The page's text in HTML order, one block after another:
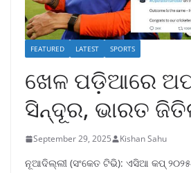
FEATURED LATEST SPORTS
ଖେଳ ପଡ଼ିଆରେ
ସିନ୍ଦୂର, ଭାରତ
September 29, 2025 Kishan Sahu
ନୂଆଦିଲ୍ଲୀ (ସଂକେତ ଟିଭି): ଏସିଆ କପ୍